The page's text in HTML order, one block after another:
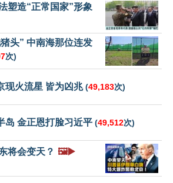
塑造“正常国家”形象
头” 中南海那位连发
次)
现火流星 皆为凶兆(49,183次)
岛 金正恩打脸习近平 (49,512次)
将会变天？ 🖼️▶️